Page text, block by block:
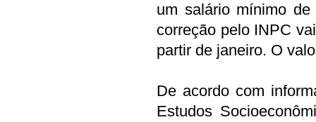
um salário mínimo
correção pelo INPC
partir de janeiro. O
De acordo com
Estudos